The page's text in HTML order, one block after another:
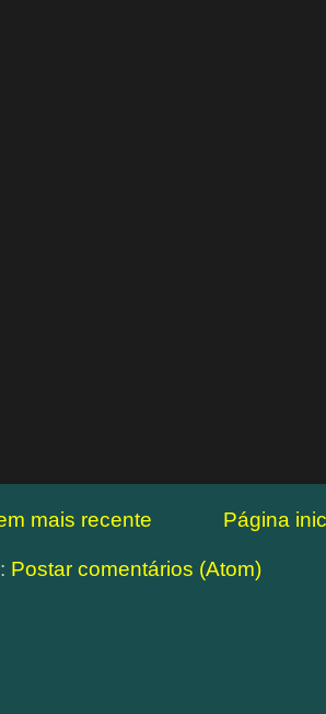
mais recente Página
Postar comentários (Atom)